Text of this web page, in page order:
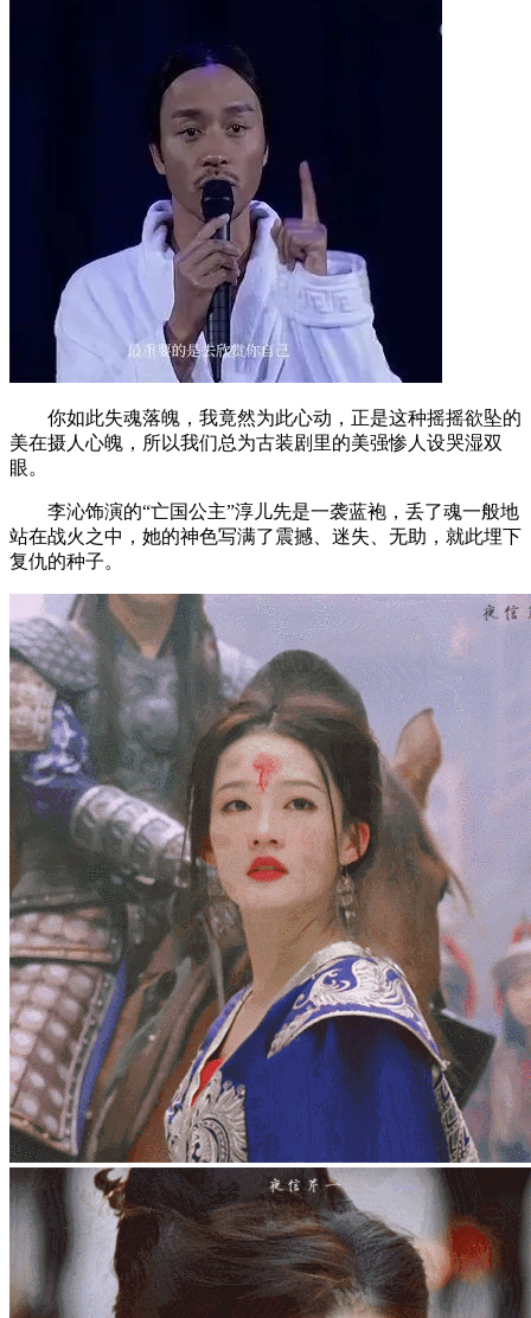
你如此失魂落魄，我竟然为此心动，正是这种摇摇欲坠的
美在摄人心魄，所以我们总为古装剧里的美强惨人设哭湿双
眼。
李沁饰演的“亡国公主”淳儿先是一袭蓝袍，丢了魂一般地
站在战火之中，她的神色写满了震撼、迷失、无助，就此埋下
复仇的种子。